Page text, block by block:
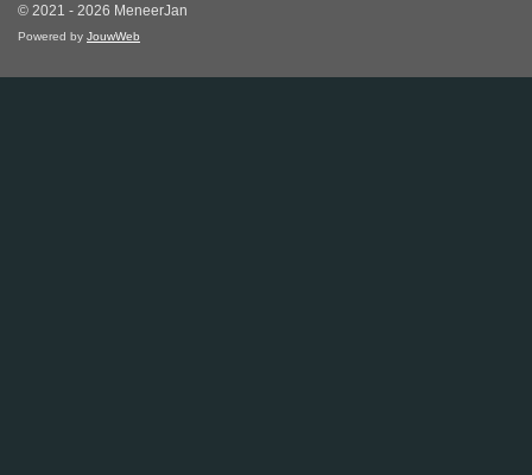
© 2021 - 2026 MeneerJan
Powered by JouwWeb